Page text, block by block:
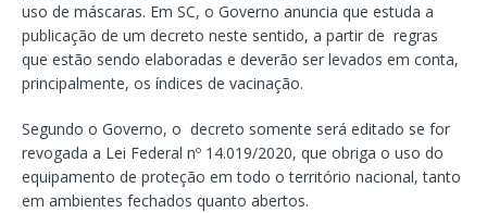
uso de máscaras. Em SC, o Governo anuncia que estuda a
publicação de um decreto neste sentido, a partir de regras
que estão sendo elaboradas e deverão ser levados em conta,
principalmente, os índices de vacinação.
Segundo o Governo, o decreto somente será editado se for
revogada a Lei Federal nº 14.019/2020, que obriga o uso do
equipamento de proteção em todo o território nacional, tanto
em ambientes fechados quanto abertos.